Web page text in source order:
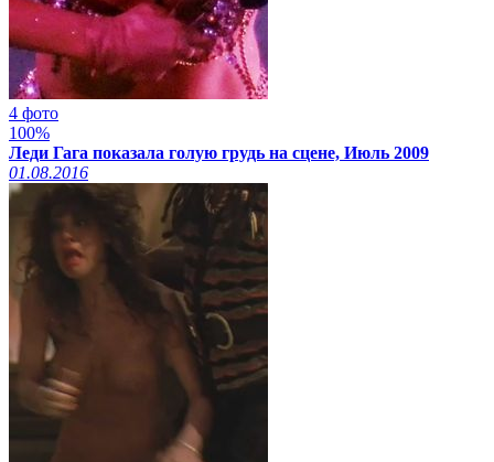
4 фото
100%
Леди Гага показала голую грудь на сцене, Июль 2009
01.08.2016